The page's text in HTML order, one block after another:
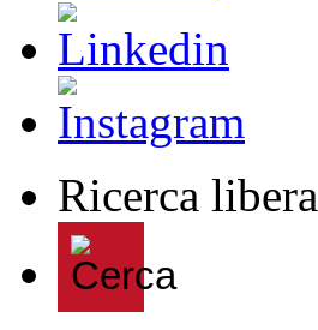
Ricerca libera